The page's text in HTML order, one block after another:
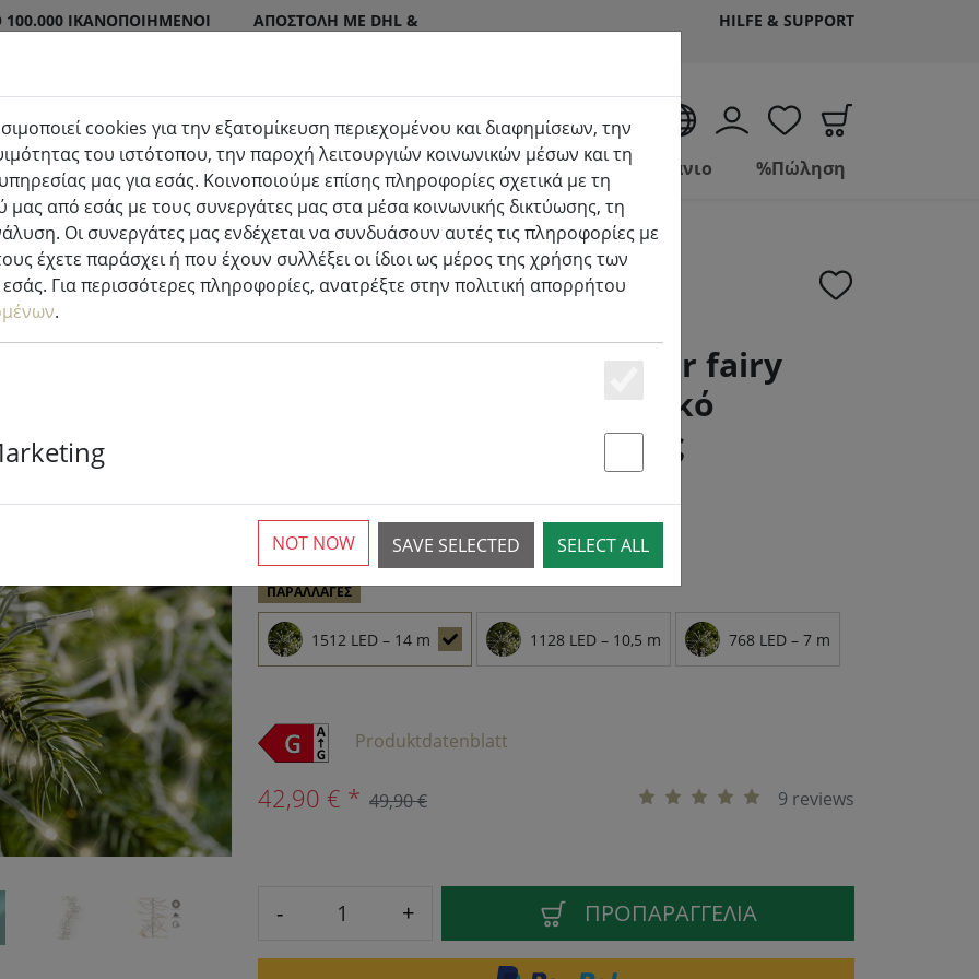
ΙΚΑΝΟΠΟΙΗΜΈΝΟΙ
ΑΠΟΣΤΟΛΉ ΜΕ DHL &
HILFE & SUPPORT
& εξωτερικού χώρου
Κουζίνα & φαγητό Ζώντας Μπάνιο %Πώληση
Kaemingk Lumineo cluster fairy
lights 1512 LED ζεστό λευκό
εξωτερικό 14 m διαφανές
Available again from 16.10.26 - preorder now!
ΠΑΡΑΛΛΑΓΈΣ
1512 LED – 14 m 1128 LED – 10,5 m 768 LED – 7 m
Produktdatenblatt
9 reviews
42,90 € * 49,90 €
- + ΠΡΟΠΑΡΑΓΓΕΛΊΑ
cookies για την εξατομίκευση περιεχομένου και διαφημίσεων, την
του ιστότοπου, την παροχή λειτουργιών κοινωνικών μέσων και τη
μας για εσάς. Κοινοποιούμε επίσης πληροφορίες σχετικά με τη
από εσάς με τους συνεργάτες μας στα μέσα κοινωνικής δικτύωσης, τη
Οι συνεργάτες μας ενδέχεται να συνδυάσουν αυτές τις πληροφορίες με
έχετε παράσχει ή που έχουν συλλέξει οι ίδιοι ως μέρος της χρήσης των
Για περισσότερες πληροφορίες, ανατρέξτε στην πολιτική απορρήτου
.
Essenziell
SAVE SELECTED SELECT ALL
NOT NOW